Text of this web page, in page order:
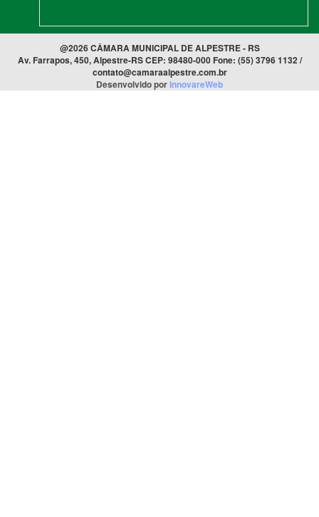
@2026 CÂMARA MUNICIPAL DE ALPESTRE - RS
Av. Farrapos, 450, Alpestre-RS CEP: 98480-000 Fone: (55) 3796 1132 /
contato@camaraalpestre.com.br
Desenvolvido porInnovareWeb